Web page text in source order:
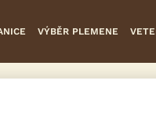
VÝBĚR PLEMENE